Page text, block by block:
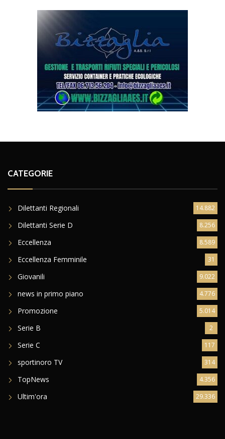
CATEGORIE
Dilettanti Regionali 14.882
Dilettanti Serie D 8.256
Eccellenza 8.589
Eccellenza Femminile 31
Giovanili 9.022
news in primo piano 4.776
Promozione 5.014
Serie B 2
Serie C 117
sportinoro TV 314
TopNews 4.356
Ultim'ora 29.336